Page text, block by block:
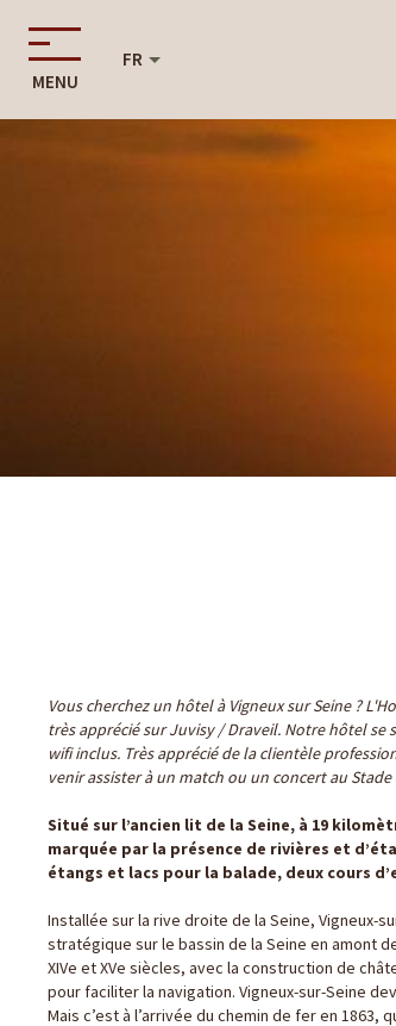
MENU
FR
Vous cherchez un hôtel à Vigneux sur Seine ?
très apprécié sur Juvisy / Draveil. Notre hôtel se
wifi inclus. Très apprécié de la clientèle
venir assister à un match ou un concert au Stade
Situé sur l’ancien lit de la Seine, à 19
marquée par la présence de rivières et
étangs et lacs pour la balade, deux cours
Installée sur la rive droite de la Seine, Vigneux-
stratégique sur le bassin de la Seine en amont
XIVe et XVe siècles, avec la construction de
pour faciliter la navigation. Vigneux-sur-Seine
Mais c’est à l’arrivée du chemin de fer en